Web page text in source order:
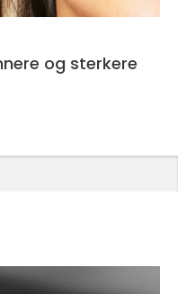
og sterkere